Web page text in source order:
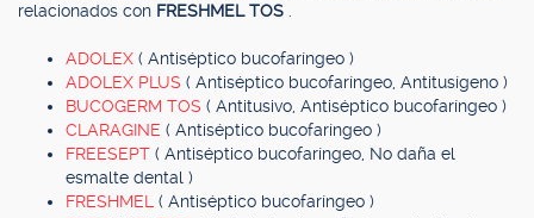
relacionados con FRESHMEL TOS
ADOLEX ( Antiséptico bucofaríngeo )
ADOLEX PLUS ( Antiséptico bucofaríngeo, Antitusígeno )
BUCOGERM TOS ( Antitusivo, Antiséptico bucofaríngeo )
CLARAGINE ( Antiséptico bucofaríngeo )
FREESEPT ( Antiséptico bucofaríngeo, No daña el
esmalte dental )
FRESHMEL ( Antiséptico bucofaríngeo )